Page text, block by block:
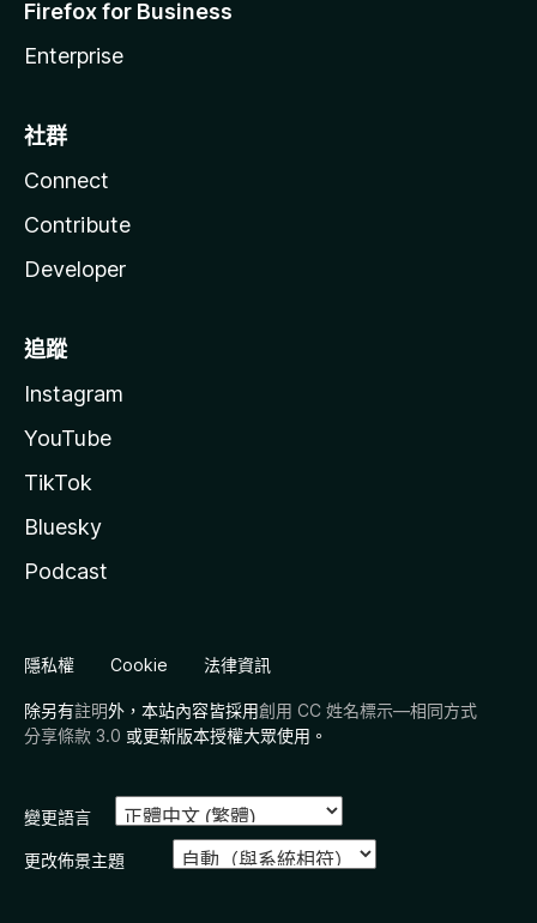
Firefox for Business
Enterprise
社群
Connect
Contribute
Developer
追蹤
Instagram
YouTube
TikTok
Bluesky
Podcast
隱私權 Cookie 法律資訊
除另有註明外，本站內容皆採用創用 CC 姓名標示—相同方式
分享條款 3.0 或更新版本授權大眾使用。
變更語言
更改佈景主題